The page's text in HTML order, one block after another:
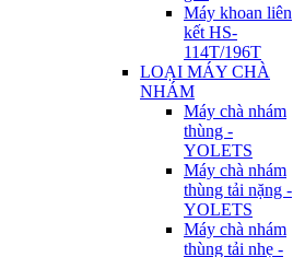
Máy khoan liên
kết HS-
114T/196T
LOẠI MÁY CHÀ
NHÁM
Máy chà nhám
thùng -
YOLETS
Máy chà nhám
thùng tải nặng -
YOLETS
Máy chà nhám
thùng tải nhẹ -